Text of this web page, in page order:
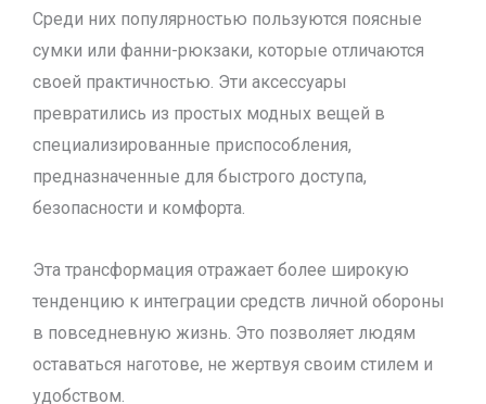
Среди них популярностью пользуются поясные
сумки или фанни-рюкзаки, которые отличаются
своей практичностью. Эти аксессуары
превратились из простых модных вещей в
специализированные приспособления,
предназначенные для быстрого доступа,
безопасности и комфорта.
Эта трансформация отражает более широкую
тенденцию к интеграции средств личной обороны
в повседневную жизнь. Это позволяет людям
оставаться наготове, не жертвуя своим стилем и
удобством.